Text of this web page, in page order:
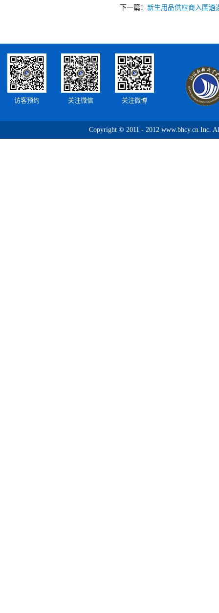
下一篇： 新生用品供应商入围遴
访客预约 关注微信 关注微博
Copyright © 2011 - 2012 www.bhcy.cn